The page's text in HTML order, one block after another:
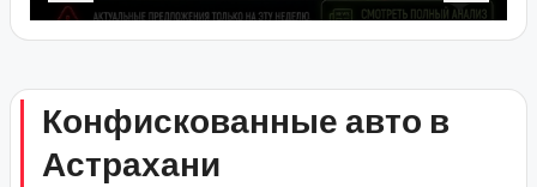
Конфискованные авто в
Астрахани